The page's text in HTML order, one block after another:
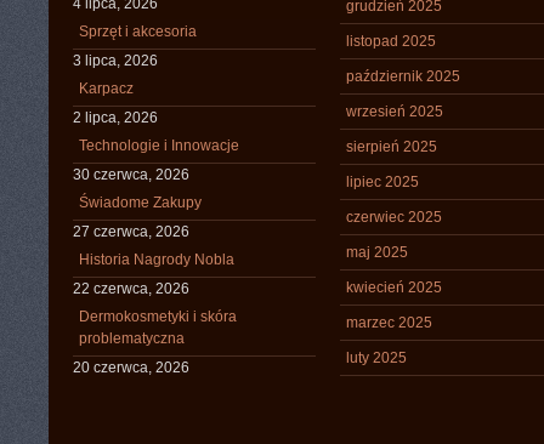
4 lipca, 2026
Sprzęt i akcesoria
3 lipca, 2026
Karpacz
2 lipca, 2026
Technologie i Innowacje
30 czerwca, 2026
Świadome Zakupy
27 czerwca, 2026
Historia Nagrody Nobla
22 czerwca, 2026
Dermokosmetyki i skóra
problematyczna
20 czerwca, 2026
grudzień 2025
listopad 2025
październik 2025
wrzesień 2025
sierpień 2025
lipiec 2025
czerwiec 2025
maj 2025
kwiecień 2025
marzec 2025
luty 2025